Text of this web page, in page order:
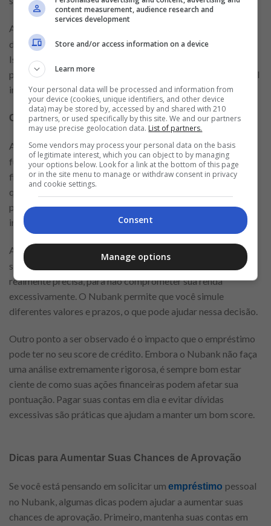
Além disso, o
diferenciado, com suporte disponível através do aplicativo.
Isso permite que os usuários tirem dúvidas e resolvam
problemas de forma rápida e eficiente, o que é um diferencial
importante em comparação com bancos tradicionais.
Considerações Antes de Solicitar um Empréstimo
Antes de decidir solicitar umempréstimopessoal, é
fundamental fazer uma análise cuidadosa da sua situação
financeira. Avalie suas receitas e despesas para entender
quanto você realmente pode pagar mensalmente. Um
planejamento financeiro sólido ajuda a evitar problemas de
inadimplência no futuro.
Além disso, considere o valor do
em relação à
sua necessidade. É importante solicitar apenas o que você
realmente precisa, para não comprometer sua renda
excessivamente. O Nubank permite que você simule
diferentes valores e prazos, o que pode ajudar nessa decisão.
Outro ponto a ser observado é o impacto que o empréstimo
pode ter no seu score de crédito. Embora o Nubank não faça
uma análise extremamente rigorosa, é sempre bom estar
ciente de como suas ações financeiras podem afetar sua
pontuação. Pagar suas contas em dia e evitar dívidas
excessivas são práticas que ajudam a manter um bom score.
Dicas para Aumentar Suas Chances de Aprovação
Se você está pensando em solicitar um empréstimo pessoal
no Nubank, algumas dicas podem ajudar a aumentar suas
chances de aprovação. Primeiro, mantenha suas contas em
content measurement, audience research and
services development
Store and/or access information on a device
Learn more
Your personal data will be processed and information from
your device (cookies, unique identifiers, and other device
data) may be stored by, accessed by and shared with 210
partners, or used specifically by this site. We and our partners
may use precise geolocation data. List of partners.
Some vendors may process your personal data on the basis
of legitimate interest, which you can object to by managing
your options below. Look for a link at the bottom of this page
or in the site menu to manage or withdraw consent in privacy
and cookie settings.
Consent
Manage options